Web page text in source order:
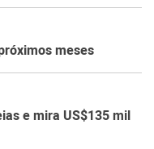
meses
e mira US$135 mil